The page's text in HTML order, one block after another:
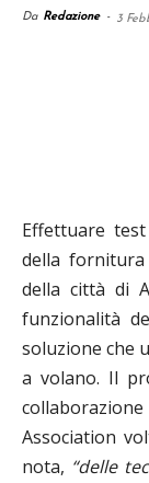
Da Redazione - 3
Effettuare
della
della città di
funzionalità
soluzione che
a volano. Il
Association
nota, “delle